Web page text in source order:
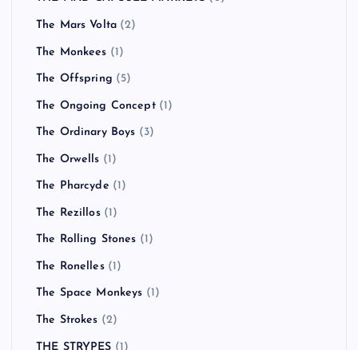
The Mars Volta (2)
The Monkees (1)
The Offspring (5)
The Ongoing Concept(1)
The Ordinary Boys (3)
The Orwells (1)
The Pharcyde (1)
The Rezillos(1)
The Rolling Stones (1)
The Ronelles(1)
The Space Monkeys (1)
The Strokes (2)
THE STRYPES (1)